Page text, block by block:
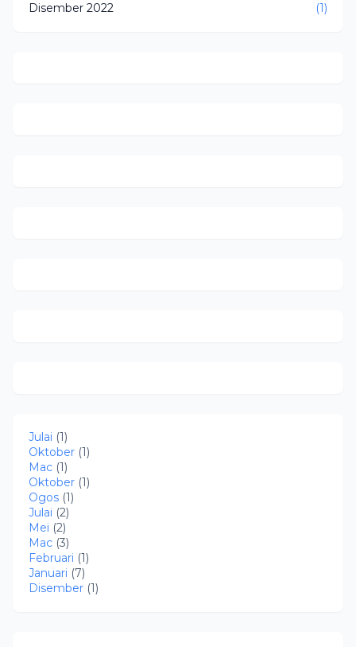
Disember 2022
(1)
Julai (1)
Oktober (1)
Mac (1)
Oktober (1)
Ogos (1)
Julai (2)
Mei (2)
Mac (3)
Februari (1)
Januari (7)
Disember (1)